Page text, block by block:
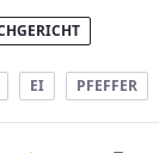
EI PFEFFER